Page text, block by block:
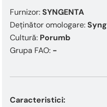
press
This
reader
Furnizor:SYNGENTA
Deținător omologare:
Cultură: Porumb
Grupa FAO: -
Caracteristici: